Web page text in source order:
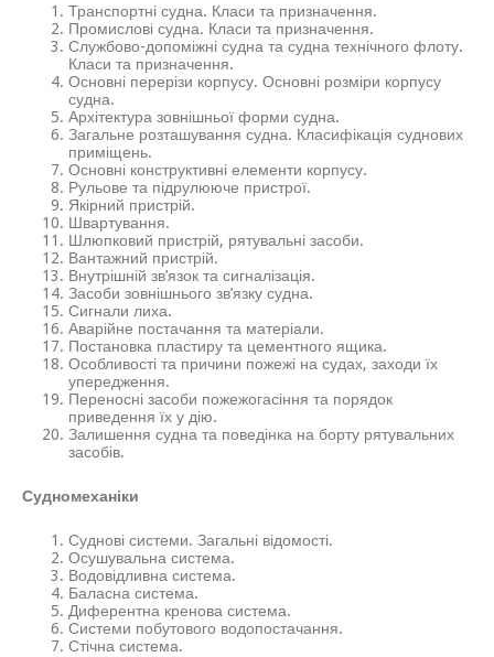
Транспортні судна. Класи та призначення.
Промислові судна. Класи та призначення.
Службово-допоміжні судна та судна технічного флоту.
Класи та призначення.
Основні перерізи корпусу. Основні розміри корпусу
судна.
Архітектура зовнішньої форми судна.
Загальне розташування судна. Класифікація суднових
приміщень.
Основні конструктивні елементи корпусу.
Рульове та підрулююче пристрої.
Якірний пристрій.
Швартування.
Шлюпковий пристрій, рятувальні засоби.
Вантажний пристрій.
Внутрішній зв’язок та сигналізація.
Засоби зовнішнього зв’язку судна.
Сигнали лиха.
Аварійне постачання та матеріали.
Постановка пластиру та цементного ящика.
Особливості та причини пожежі на судах, заходи їх
упередження.
Переносні засоби пожежогасіння та порядок
приведення їх у дію.
Залишення судна та поведінка на борту рятувальних
засобів.
Судномеханіки
Суднові системи. Загальні відомості.
Осушувальна система.
Водовідливна система.
Баласна система.
Диферентна кренова система.
Системи побутового водопостачання.
Стічна система.